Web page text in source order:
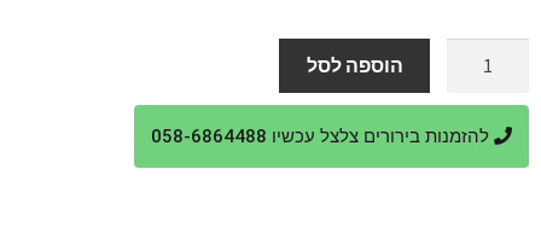
היה:
₪319.
הוא:
₪269.
קישוט
בלונים
סמי
הוספה לסל
להזמנות בירורים צלצל עכשיו 058-6864488